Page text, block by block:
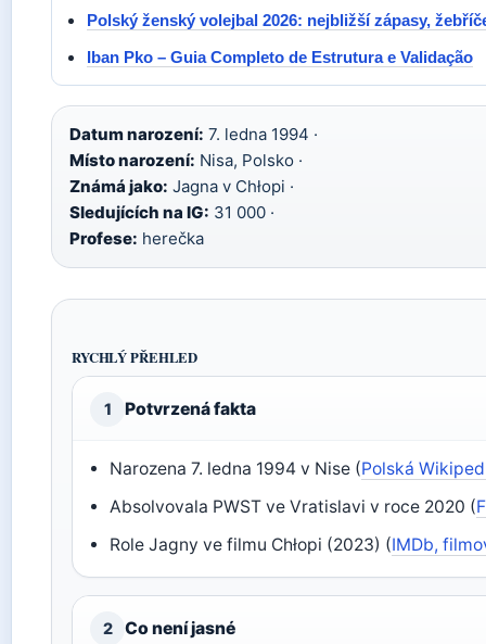
Polský ženský volejbal 2026: nejbližší zápasy,
Iban Pko – Guia Completo de Estrutura e Validação
Datum narození: 7. ledna 1994 ·
Místo narození: Nisa, Polsko ·
Známá jako: Jagna v Chłopi ·
Sledujících na IG: 31 000 ·
Profese: herečka
RYCHLÝ PŘEHLED
1 Potvrzená fakta
Narozena 7. ledna 1994 v Nise (Polská
Absolvovala PWST ve Vratislavi v roce 2020 (
Role Jagny ve filmu Chłopi (2023) (IMDb,
2 Co není jasné